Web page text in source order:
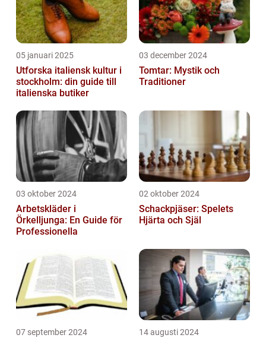
05 januari 2025
Utforska italiensk kultur i
stockholm: din guide till
italienska butiker
03 december 2024
Tomtar: Mystik och
Traditioner
03 oktober 2024
Arbetskläder i
Örkelljunga: En Guide för
Professionella
02 oktober 2024
Schackpjäser: Spelets
Hjärta och Själ
07 september 2024 14 augusti 2024